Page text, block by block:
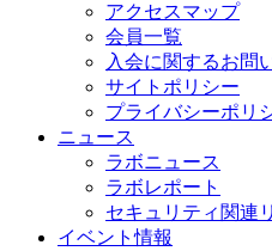
アクセスマップ
会員一覧
入会に関するお問
サイトポリシー
プライバシーポリ
ニュース
ラボニュース
ラボレポート
セキュリティ関連
イベント情報